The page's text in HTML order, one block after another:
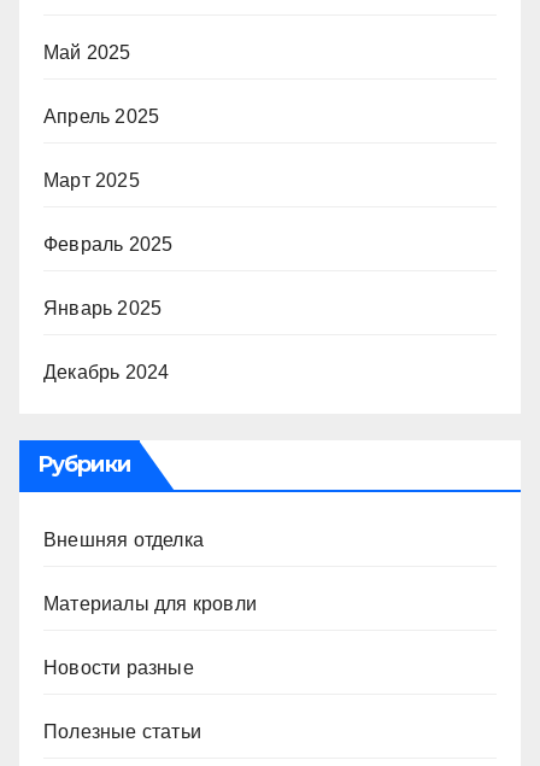
Май 2025
Апрель 2025
Март 2025
Февраль 2025
Январь 2025
Декабрь 2024
Рубрики
Внешняя отделка
Материалы для кровли
Новости разные
Полезные статьи